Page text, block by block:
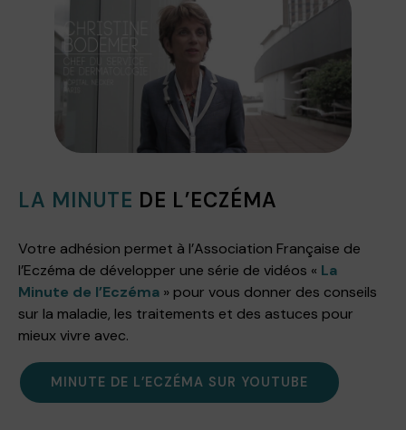
LA MINUTE DE L’ECZÉMA
Votre adhésion permet à l’Association Française de
l’Eczéma de développer une série de vidéos « La
Minute de l’Eczéma » pour vous donner des conseils
sur la maladie, les traitements et des astuces pour
mieux vivre avec.
MINUTE DE L’ECZÉMA SUR YOUTUBE